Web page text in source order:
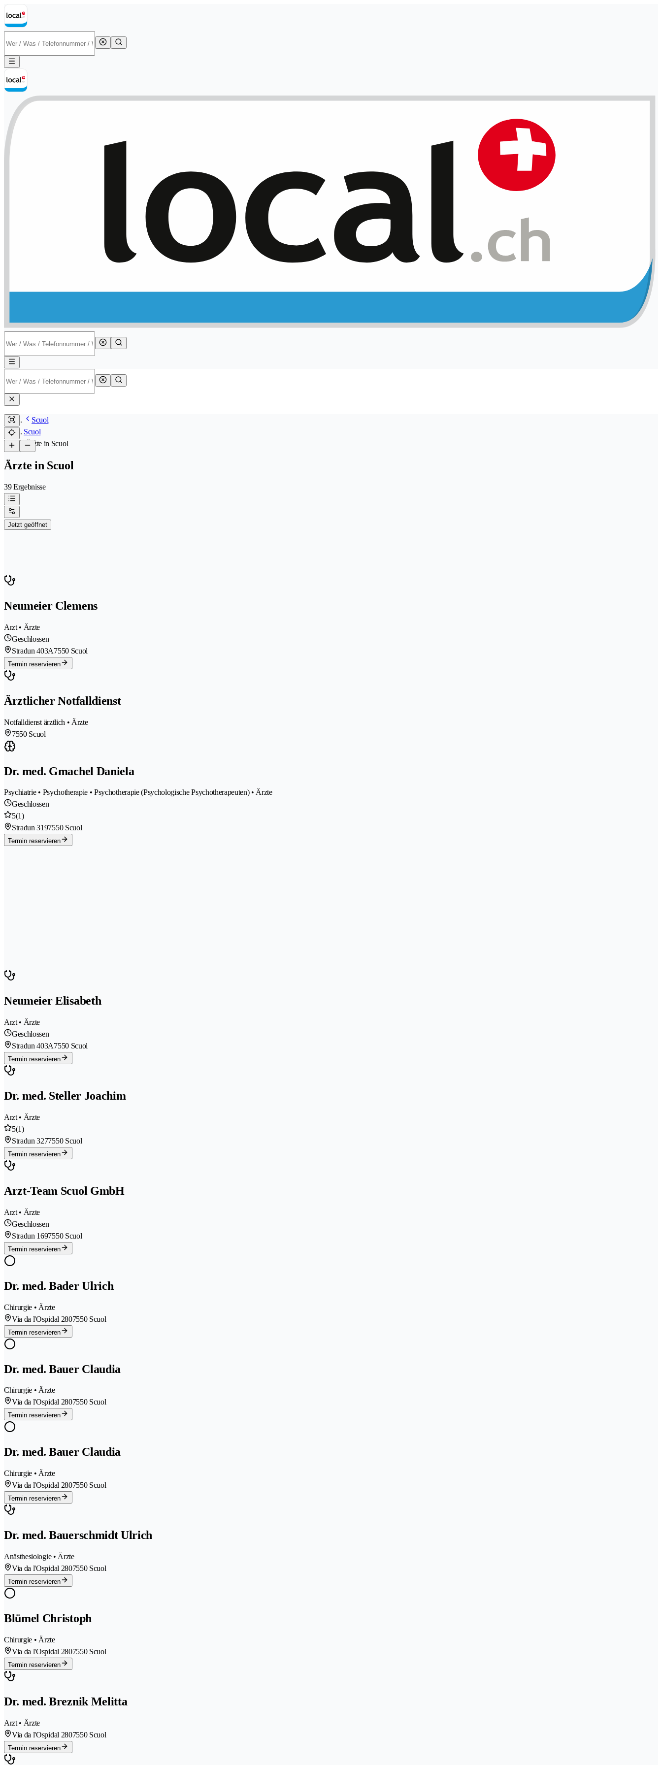
Scuol
Scuol
/Ärzte in Scuol
Ärzte in Scuol
39 Ergebnisse
Jetzt geöffnet
Neumeier Clemens
Arzt • Ärzte
Geschlossen
Stradun 403A7550 Scuol
Termin reservieren
Ärztlicher Notfalldienst
Notfalldienst ärztlich • Ärzte
7550 Scuol
Dr. med. Gmachel Daniela
Psychiatrie • Psychotherapie • Psychotherapie (Psychologische Psychotherapeuten) • Ärzte
Geschlossen
5(1)
Stradun 3197550 Scuol
Termin reservieren
Neumeier Elisabeth
Arzt • Ärzte
Geschlossen
Stradun 403A7550 Scuol
Termin reservieren
Dr. med. Steller Joachim
Arzt • Ärzte
5(1)
Stradun 3277550 Scuol
Termin reservieren
Arzt-Team Scuol GmbH
Arzt • Ärzte
Geschlossen
Stradun 1697550 Scuol
Termin reservieren
Dr. med. Bader Ulrich
Chirurgie • Ärzte
Via da l'Ospidal 2807550 Scuol
Termin reservieren
Dr. med. Bauer Claudia
Chirurgie • Ärzte
Via da l'Ospidal 2807550 Scuol
Termin reservieren
Dr. med. Bauer Claudia
Chirurgie • Ärzte
Via da l'Ospidal 2807550 Scuol
Termin reservieren
Dr. med. Bauerschmidt Ulrich
Anästhesiologie • Ärzte
Via da l'Ospidal 2807550 Scuol
Termin reservieren
Blümel Christoph
Chirurgie • Ärzte
Via da l'Ospidal 2807550 Scuol
Termin reservieren
Dr. med. Breznik Melitta
Arzt • Ärzte
Via da l'Ospidal 2807550 Scuol
Termin reservieren